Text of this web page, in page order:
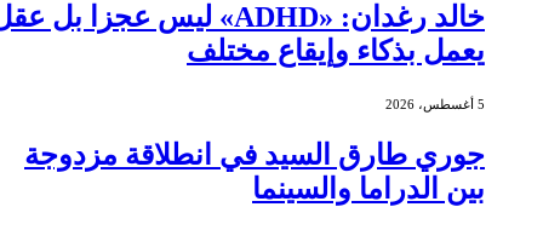
خالد رغدان: «ADHD» ليس عجزا بل عقل
يعمل بذكاء وإيقاع مختلف
جوري طارق السيد في انطلاقة مزدوجة
بين الدراما والسينما